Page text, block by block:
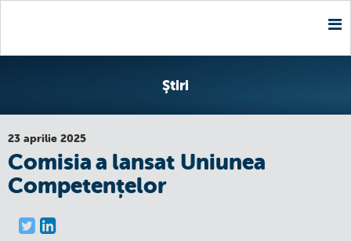
Ştiri
23 aprilie 2025
Comisia a lansat Uniunea
Competențelor